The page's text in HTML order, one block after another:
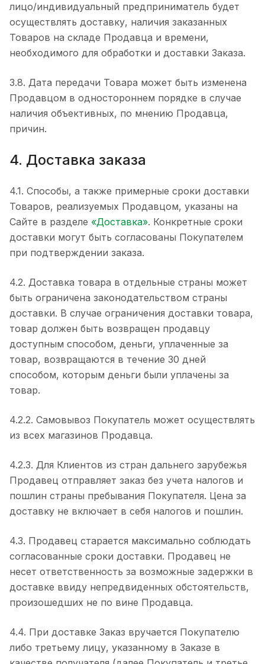
лицо/индивидуальный предприниматель будет
осуществлять доставку, наличия заказанных
Товаров на складе Продавца и времени,
необходимого для обработки и доставки Заказа.
3.8. Дата передачи Товара может быть изменена
Продавцом в одностороннем порядке в случае
наличия объективных, по мнению Продавца,
причин.
4. Доставка заказа
4.1. Способы, а также примерные сроки доставки
Товаров, реализуемых Продавцом, указаны на
Сайте в разделе «Доставка». Конкретные сроки
доставки могут быть согласованы Покупателем
при подтверждении заказа.
4.2. Доставка товара в отдельные страны может
быть ограничена законодательством страны
доставки. В случае ограничения доставки товара,
товар должен быть возвращен продавцу
доступным способом, деньги, уплаченные за
товар, возвращаются в течение 30 дней
способом, которым деньги были уплачены за
товар.
4.2.2. Самовывоз Покупатель может осуществлять
из всех магазинов Продавца.
4.2.3. Для Клиентов из стран дальнего зарубежья
Продавец отправляет заказ без учета налогов и
пошлин страны пребывания Покупателя. Цена за
доставку не включает в себя налогов и пошлин.
4.3. Продавец старается максимально соблюдать
согласованные сроки доставки. Продавец не
несет ответственность за возможные задержки в
доставке ввиду непредвиденных обстоятельств,
произошедших не по вине Продавца.
4.4. При доставке Заказ вручается Покупателю
либо третьему лицу, указанному в Заказе в